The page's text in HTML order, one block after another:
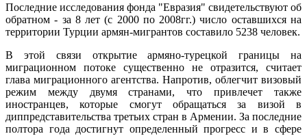
Последние исследования фонда "Евразия" свидетельствуют об
обратном - за 8 лет (с 2000 по 2008гг.) число оставшихся на
территории Турции армян-мигрантов составило 5238 человек.
В этой связи открытие армяно-турецкой границы на
миграционном потоке существенно не отразится, считает
глава миграционного агентства. Напротив, облегчит визовый
режим между двумя странами, что привлечет также
иностранцев, которые смогут обращаться за визой в
диппредставительства третьих стран в Армении. За последние
полтора года достигнут определенный прогресс и в сфере